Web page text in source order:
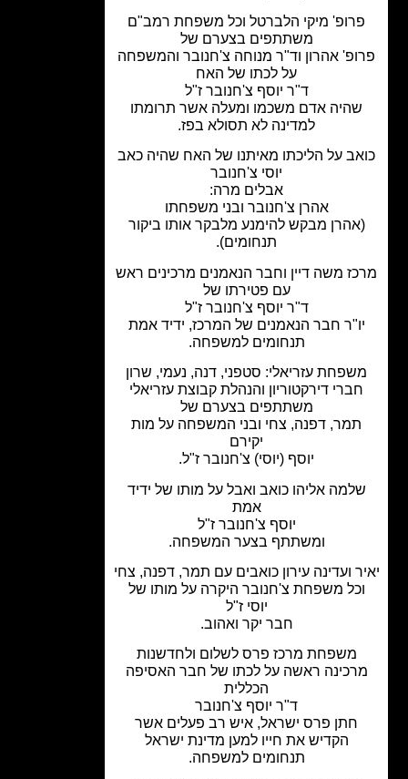
מיקי הלברטל וכל משפחת רמב"ם
משתתפים בצערם של
אהרון וד"ר מנוחה צ'חנובר והמשפחה
על לכתו של האח
ד"ר יוסף צ'חנובר ז"ל
אדם משכמו ומעלה אשר תרומתו
למדינה לא תסולא בפז.
על הליכתו מאיתנו של האח שהיה כאב
יוסי צ'חנובר
אבלים מרה:
אהרן צ'חנובר ובני משפחתו
מבקש להימנע מלבקר אותו ביקור
תנחומים).
משה דיין וחבר הנאמנים מרכינים ראש
עם פטירתו של
ד"ר יוסף צ'חנובר ז"ל
חבר הנאמנים של המרכז, ידיד אמת
תנחומים למשפחה.
עזריאלי:סטפני, דנה, נעמי, שרון
דירקטוריוןוהנהלת קבוצת עזריאלי
משתתפים בצערם של
דפנה, צחיובני המשפחהעל מות
יוסף (יוסי) צ'חנובר ז"ל.
אליהו כואב ואבל על מותו של ידיד
יוסף צ'חנובר ז"ל
ומשתתף בצער המשפחה.
ועדינה עירון כואבים עם תמר, דפנה, צחי
משפחת צ'חנובר היקרה על מותו של
חבר יקר ואהוב.
משפחת מרכז פרס לשלום ולחדשנות
ראשה על לכתו של חבר האסיפה
ד"ר יוסף צ'חנובר
חתן פרס ישראל, איש רב פעלים אשר
הקדיש את חייו למען מדינת ישראל
תנחומים למשפחה.